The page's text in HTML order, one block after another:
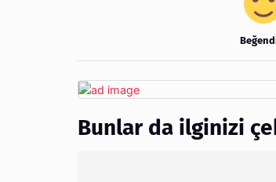
Bunlar da ilginizi